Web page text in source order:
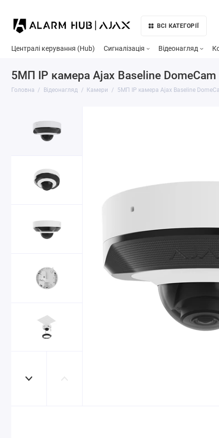
ВСІ КАТЕГОРІЇ
Централі керування (Hub) Сигналізація Відеонагляд
5МП IP камера Ajax Baseline
Головна Відеонагляд Камери 5МП IP камера Ajax Baseline